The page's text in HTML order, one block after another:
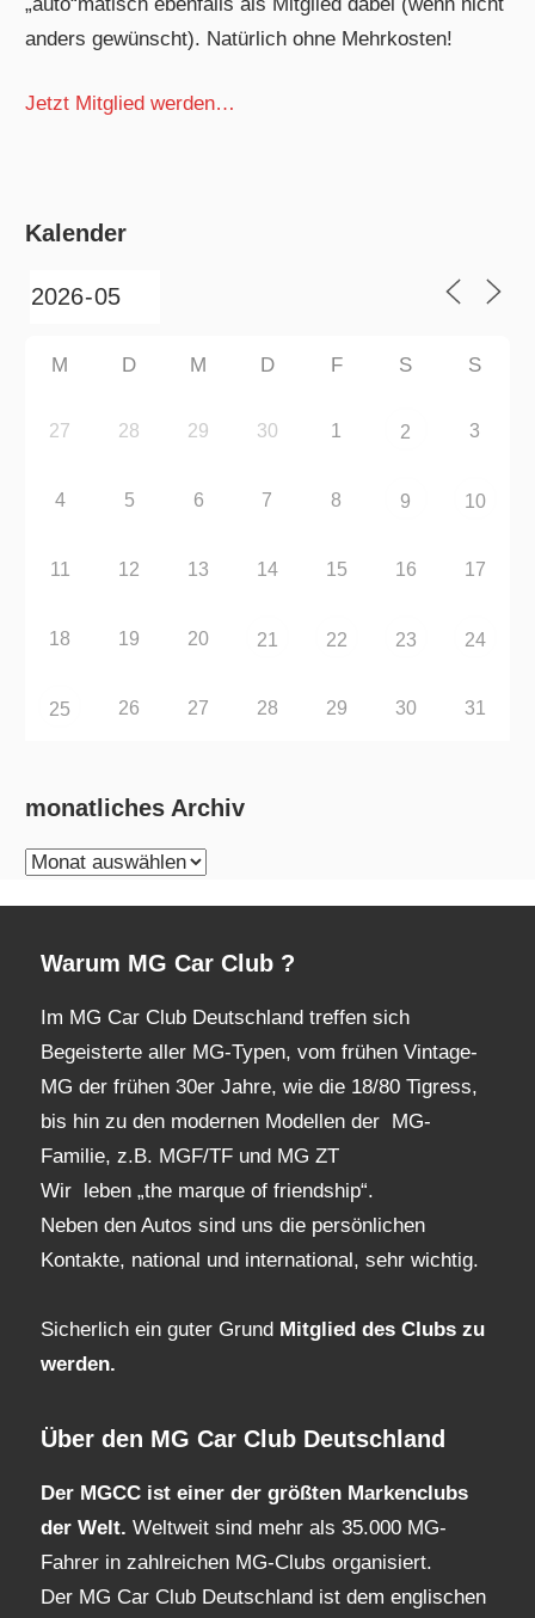
anders gewünscht). Natürlich ohne Mehrkosten!
Jetzt Mitglied werden…
Kalender
M D M D F S S
27 28 29 30 1 2 3
4 5 6 7 8 9 10
11 12 13 14 15 16 17
18 19 20 21 22 23 24
25 26 27 28 29 30 31
monatliches Archiv
monatliches
Warum MG Car Club ?
Im MG Car Club Deutschland treffen sich
Begeisterte aller MG-Typen, vom frühen Vintage-
MG der frühen 30er Jahre, wie die 18/80 Tigress,
bis hin zu den modernen Modellen der MG-
Familie, z.B. MGF/TF und MG ZT
Wir leben „the marque of friendship“.
Neben den Autos sind uns die persönlichen
Kontakte, national und international, sehr wichtig.
Sicherlich ein guter Grund Mitglied des Clubs zu
werden.
Über den MG Car Club Deutschland
Der MGCC ist einer der größten Markenclubs
der Welt. Weltweit sind mehr als 35.000 MG-
Fahrer in zahlreichen MG-Clubs organisiert.
Der MG Car Club Deutschland ist dem englischen